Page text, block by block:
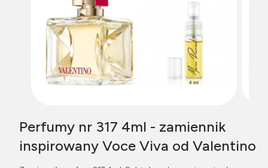
Perfumy nr 317 4ml - zamiennik
inspirowany Voce Viva od Valentino